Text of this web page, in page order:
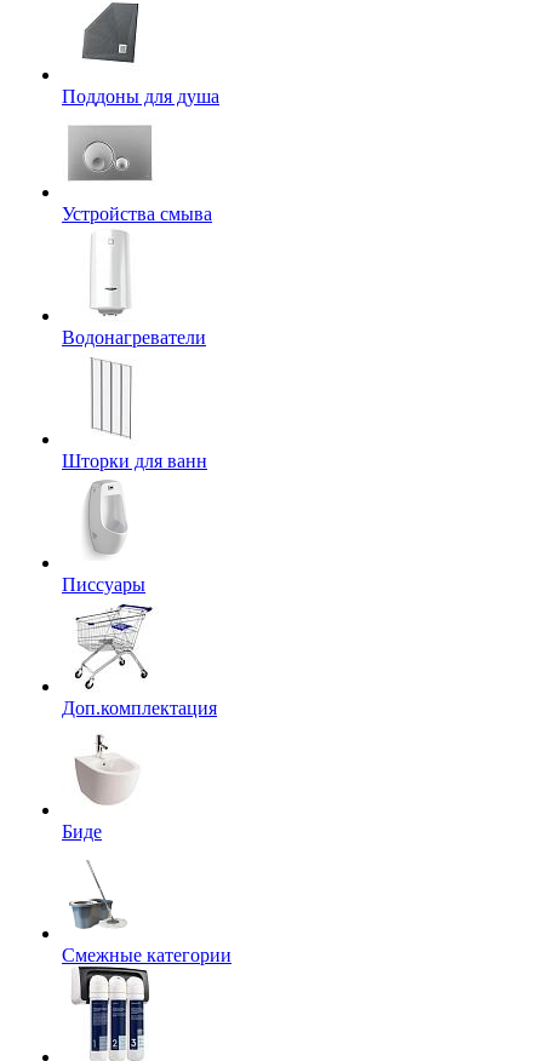
Поддоны для душа
Устройства смыва
Водонагреватели
Шторки для ванн
Писсуары
Доп.комплектация
Биде
Смежные категории